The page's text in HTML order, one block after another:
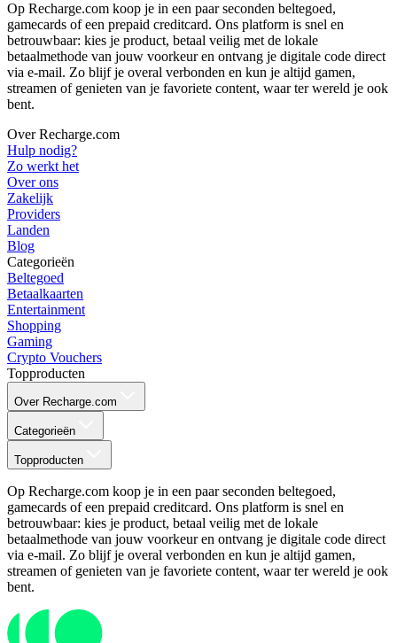
Op Recharge.com koop je in een paar seconden beltegoed,
gamecards of een prepaid creditcard. Ons platform is snel en
betrouwbaar: kies je product, betaal veilig met de lokale
betaalmethode van jouw voorkeur en ontvang je digitale code direct
via e-mail. Zo blijf je overal verbonden en kun je altijd gamen,
streamen of genieten van je favoriete content, waar ter wereld je ook
bent.
Over Recharge.com
Hulp nodig?
Zo werkt het
Over ons
Zakelijk
Providers
Landen
Blog
Categorieën
Beltegoed
Betaalkaarten
Entertainment
Shopping
Gaming
Crypto Vouchers
Topproducten
Over Recharge.com
Categorieën
Topproducten
Op Recharge.com koop je in een paar seconden beltegoed,
gamecards of een prepaid creditcard. Ons platform is snel en
betrouwbaar: kies je product, betaal veilig met de lokale
betaalmethode van jouw voorkeur en ontvang je digitale code direct
via e-mail. Zo blijf je overal verbonden en kun je altijd gamen,
streamen of genieten van je favoriete content, waar ter wereld je ook
bent.